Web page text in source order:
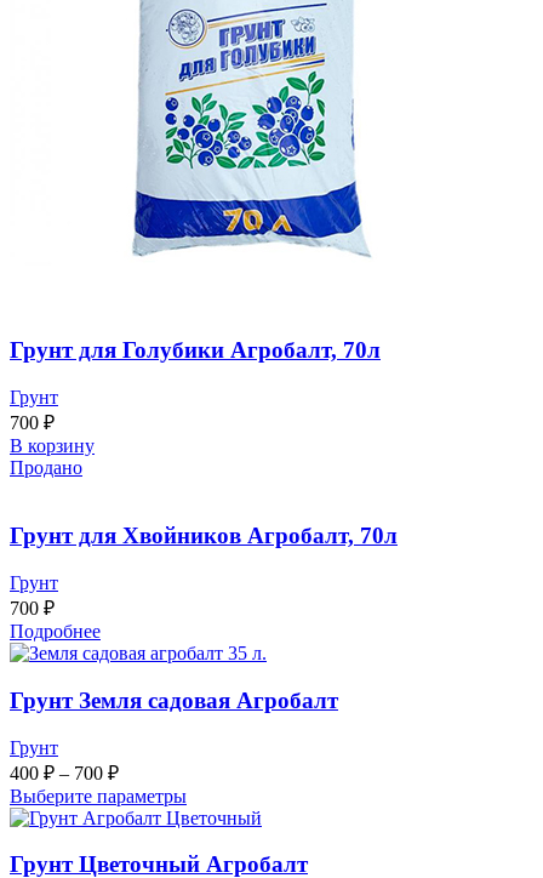
Грунт для Голубики Агробалт, 70л
Грунт
700 ₽
В корзину
Продано
Грунт для Хвойников Агробалт, 70л
Грунт
700 ₽
Подробнее
Грунт Земля садовая Агробалт
Грунт
400 ₽ – 700 ₽
Выберите параметры
Грунт Цветочный Агробалт